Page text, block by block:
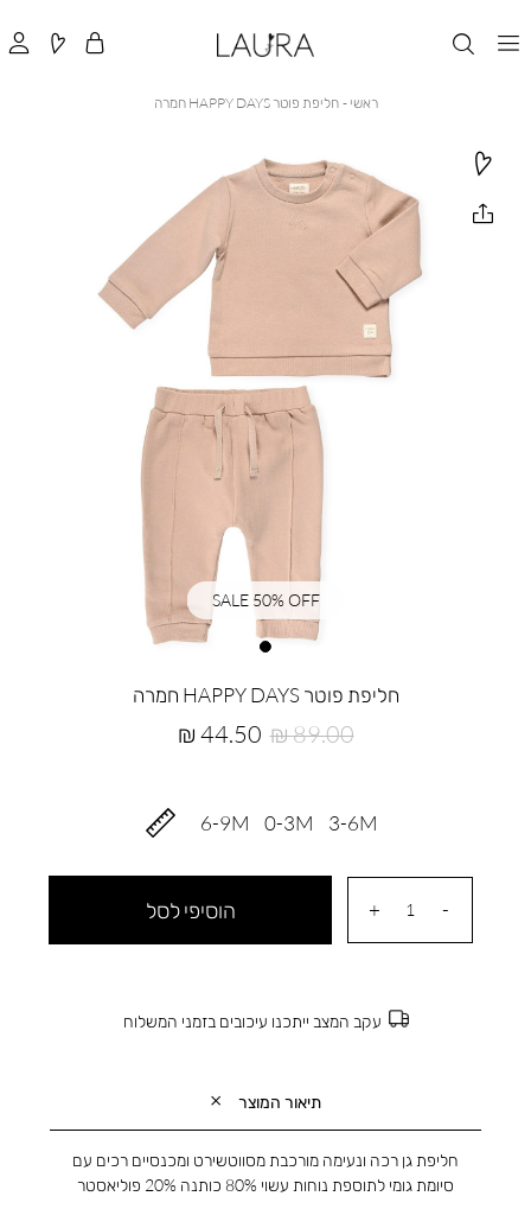
ראשי ראשי
חליפת פוטר HAPPY DAYS חמרה
חליפת פוטר HAPPY DAYS חמרה
מחיר
44.50 ₪
מחיר
89.00 ₪
3-6M
0-3M
6-9M
הוסיפי לסל
עקב המצב ייתכנו עיכובים בזמני המשלוח
תיאור המוצר
חליפת גן רכה ונעימה מורכבת מסווטשירט ומכנסיים רכים עם
סיומת גומי לתוספת נוחות עשוי 80% כותנה 20% פוליאסטר
SALE 50% OFF